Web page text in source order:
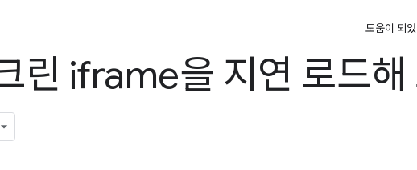
도움이 되
린 iframe을 지연 로드해